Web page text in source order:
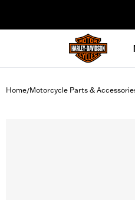
Home/Motorcycle Parts &